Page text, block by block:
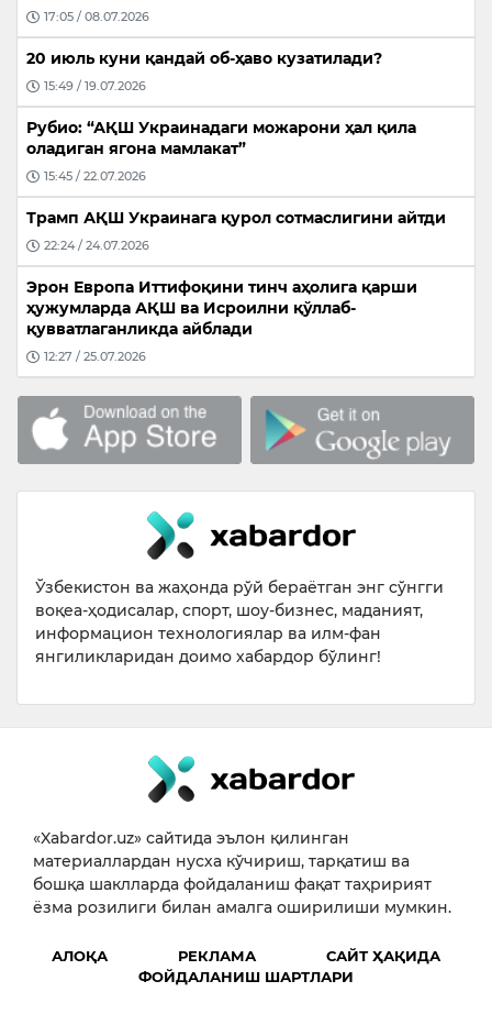
17:05 / 08.07.2026
20 июль куни қандай об-ҳаво кузатилади?
15:49 / 19.07.2026
Рубио: “АҚШ Украинадаги можарони ҳал қила
оладиган ягона мамлакат”
15:45 / 22.07.2026
Трамп АҚШ Украинага қурол сотмаслигини айтди
22:24 / 24.07.2026
Эрон Европа Иттифоқини тинч аҳолига қарши
ҳужумларда АҚШ ва Исроилни қўллаб-
қувватлаганликда айблади
12:27 / 25.07.2026
Ўзбекистон ва жаҳонда рўй бераётган энг сўнгги
воқеа-ҳодисалар, спорт, шоу-бизнес, маданият,
информацион технологиялар ва илм-фан
янгиликларидан доимо хабардор бўлинг!
«Xabardor.uz» сайтида эълон қилинган
материаллардан нусха кўчириш, тарқатиш ва
бошқа шаклларда фойдаланиш фақат таҳририят
ёзма розилиги билан амалга оширилиши мумкин.
АЛОҚА РЕКЛАМА
САЙТ ҲАҚИДА
ФОЙДАЛАНИШ ШАРТЛАРИ